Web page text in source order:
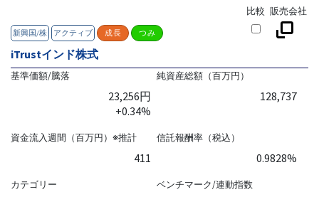
新興国/株 アクティブ 成長 つみ
比較 販売会社
iTrustインド株式
基準価額/騰落
23,256円
+0.34%
純資産総額（百万円）
128,737
資金流入週間（百万円）※推計
411
信託報酬率（税込）
0.9828%
カテゴリー ベンチマーク/連動指数